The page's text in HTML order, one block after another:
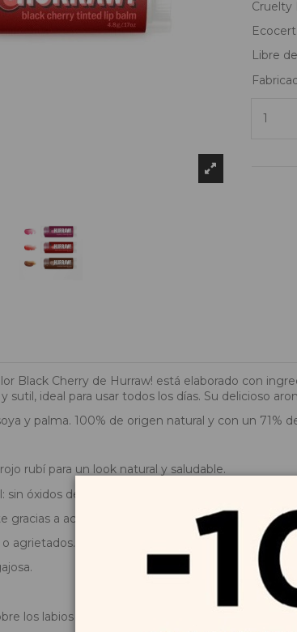
Cruelty
Libre
Black Cherry de Hurraw! está elaborado con
sutil, ideal para usar todos los días. Su delicioso
y palma. 100% de origen natural y con un 71%
rubí para un look natural y saludable.
sin óxidos de hierro (metales), carmín (cochinilla)
gracias a aceites y mantecas vegetales como coco,
agrietados.
los labios limpios tantas veces como sea